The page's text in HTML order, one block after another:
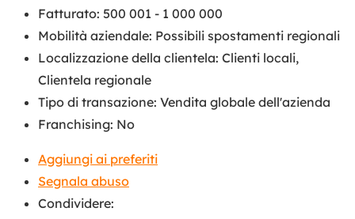
Fatturato: 500 001 - 1 000 000
Mobilità aziendale: Possibili spostamenti regionali
Localizzazione della clientela: Clienti locali,
Clientela regionale
Tipo di transazione: Vendita globale dell'azienda
Franchising: No
Aggiungi ai preferiti
Segnala abuso
Condividere: